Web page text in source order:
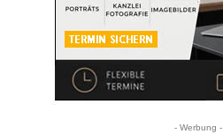
- Werbung -